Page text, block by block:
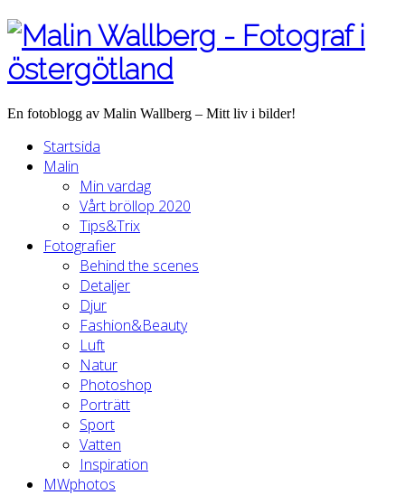
En fotoblogg av Malin Wallberg – Mitt liv i bilder!
Startsida
Malin
Min vardag
Vårt bröllop 2020
Tips&Trix
Fotografier
Behind the scenes
Detaljer
Djur
Fashion&Beauty
Luft
Natur
Photoshop
Porträtt
Sport
Vatten
Inspiration
MWphotos